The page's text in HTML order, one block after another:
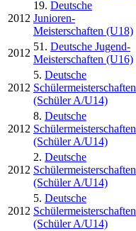
2012
19. Deutsche
Junioren-
Meisterschaften (U18)
2012
51. Deutsche Jugend-
Meisterschaften (U16)
2012
5. Deutsche
Schülermeisterschaften
(Schüler A/U14)
2012
8. Deutsche
Schülermeisterschaften
(Schüler A/U14)
2012
2. Deutsche
Schülermeisterschaften
(Schüler A/U14)
2012
5. Deutsche
Schülermeisterschaften
(Schüler A/U14)